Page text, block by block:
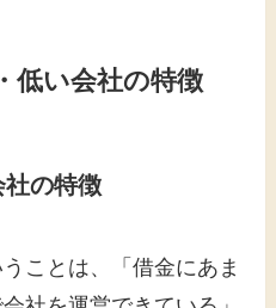
低い会社の特徴
の特徴
ことは、「借金にあま